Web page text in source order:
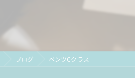
ブログ ベンツCクラス